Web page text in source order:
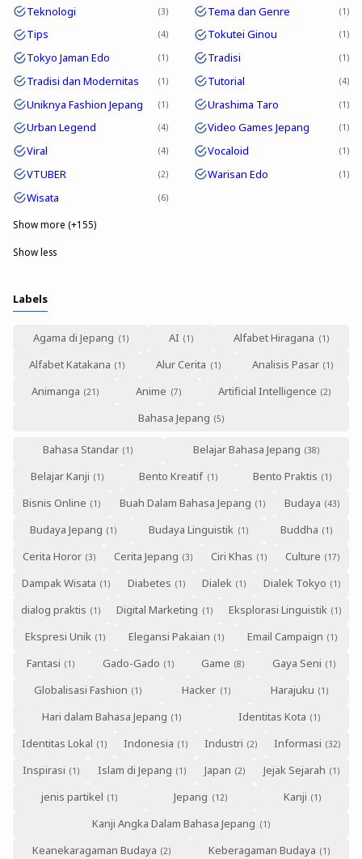
Teknologi 3 Tema dan Genre 1
Tips 4 Tokutei Ginou 1
Tokyo Jaman Edo 1 Tradisi 1
Tradisi dan Modernitas 1 Tutorial 4
Uniknya Fashion Jepang 1 Urashima Taro 1
Urban Legend 4 Video Games Jepang 1
Viral 4 Vocaloid 1
VTUBER 2 Warisan Edo 1
Wisata 6
Show more (+155)
Show less
Labels
Agama di Jepang AI
Alfabet Hiragana
Alfabet Katakana
Alur Cerita
Analisis Pasar
Animanga
Anime
Artificial Intelligence
Bahasa Jepang
Bahasa Standar
Belajar Bahasa Jepang
Belajar Kanji
Bento Kreatif
Bento Praktis
Bisnis Online
Buah Dalam Bahasa Jepang
Budaya
Budaya Jepang
Budaya Linguistik
Buddha
Cerita Horor
Cerita Jepang Ciri Khas
Culture
Dampak Wisata
Diabetes Dialek
Dialek Tokyo
dialog praktis
Digital Marketing
Eksplorasi Linguistik
Ekspresi Unik
Elegansi Pakaian
Email Campaign
Fantasi
Gado-Gado Game
Gaya Seni
Globalisasi Fashion
Hacker
Harajuku
Hari dalam Bahasa Jepang
Identitas Kota
Identitas Lokal
Indonesia Industri
Informasi
Inspirasi
Islam di Jepang Japan
Jejak Sejarah
jenis partikel
Jepang
Kanji
Kanji Angka Dalam Bahasa Jepang
Keanekaragaman Budaya
Keberagaman Budaya